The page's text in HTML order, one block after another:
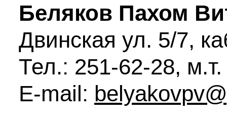
Беляков Пахом
Двинская ул. 5/7,
Тел.: 251-62-28,
E-mail: